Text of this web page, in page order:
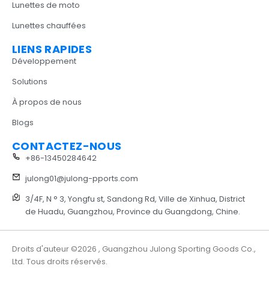
Lunettes de moto
Lunettes chauffées
LIENS RAPIDES
Développement
Solutions
À propos de nous
Blogs
CONTACTEZ-NOUS
+86-13450284642
julong01@julong-pports.com
3/4F, N ° 3, Yongfu st, Sandong Rd, Ville de Xinhua, District
de Huadu, Guangzhou, Province du Guangdong, Chine.
Droits d'auteur ©2026 , Guangzhou Julong Sporting Goods Co.,
Ltd. Tous droits réservés.